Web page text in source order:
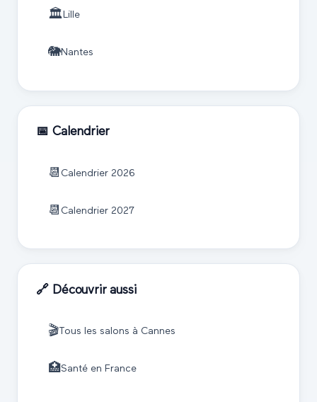
🏛️ Lille
🐘Nantes
📅 Calendrier
📆 Calendrier 2026
📆 Calendrier 2027
🔗 Découvrir aussi
🎬Tous les salons à Cannes
🏥 Santéen France